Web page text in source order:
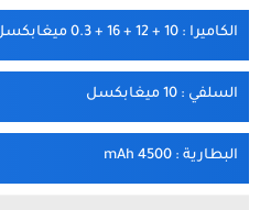
الكاميرا : 10 + 12 + 16 + 0.3 ميغابكسل
السلفي : 10 ميغابكسل
البطارية : 4500 mAh